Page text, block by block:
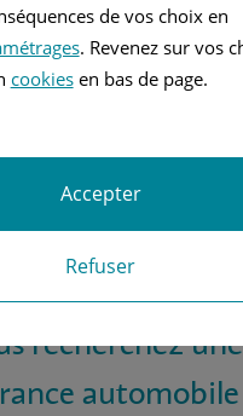
TOYOTA COROLLA 9 BERLINE
recherchez une
automobile
de vos choix en
. Revenez sur vos
cookiesen bas de page.
Refuser
Accepter